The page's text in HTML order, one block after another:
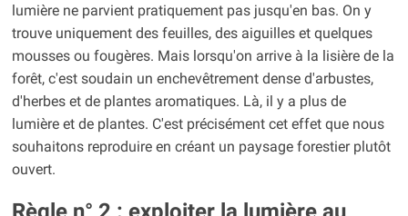
lumière ne parvient pratiquement pas jusqu'en bas. On y
trouve uniquement des feuilles, des aiguilles et quelques
mousses ou fougères. Mais lorsqu'on arrive à la lisière de la
forêt, c'est soudain un enchevêtrement dense d'arbustes,
d'herbes et de plantes aromatiques. Là, il y a plus de
lumière et de plantes. C'est précisément cet effet que nous
souhaitons reproduire en créant un paysage forestier plutôt
ouvert.